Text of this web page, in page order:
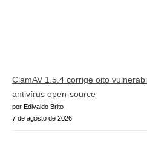
ClamAV 1.5.4 corrige oito
antivírus open-source
por Edivaldo Brito
7 de agosto de 2026